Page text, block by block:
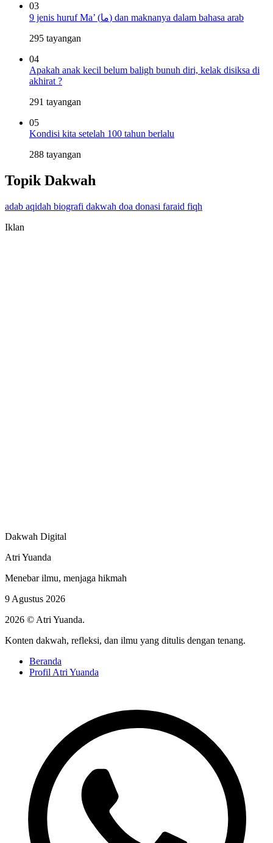
03
9 jenis huruf Ma’ (ما) dan maknanya dalam bahasa arab
295 tayangan
04
Apakah anak kecil belum baligh bunuh diri, kelak disiksa di
akhirat ?
291 tayangan
05
Kondisi kita setelah 100 tahun berlalu
288 tayangan
Topik Dakwah
adab aqidah biografi dakwah doa donasi faraid fiqh
Iklan
Dakwah Digital
Atri Yuanda
Menebar ilmu, menjaga hikmah
9 Agustus 2026
2026 © Atri Yuanda.
Konten dakwah, refleksi, dan ilmu yang ditulis dengan tenang.
Beranda
Profil Atri Yuanda